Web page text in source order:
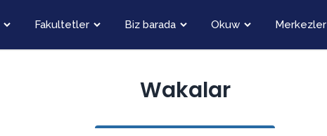
Fakultetler Biz barada Okuw Merkezler
Wakalar